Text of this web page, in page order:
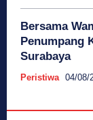
Bersama
Penumpang
Surabaya
Peristiwa 04/08/